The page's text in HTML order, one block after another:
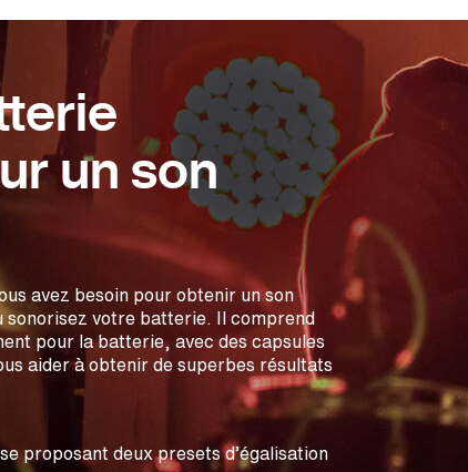
un son
avez besoin pour obtenir un son
sonorisez votre batterie. Il comprend
pour la batterie, avec des capsules
aider à obtenir de superbes résultats
proposant deux presets d’égalisation